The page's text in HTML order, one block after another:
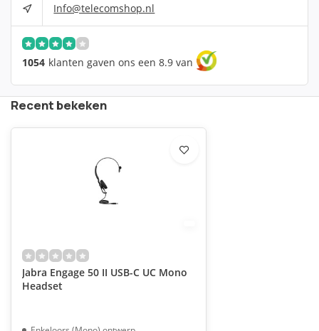
Info@telecomshop.nl
1054 klanten gaven ons een 8.9 van
Recent bekeken
Jabra Engage 50 II USB-C UC Mono
Headset